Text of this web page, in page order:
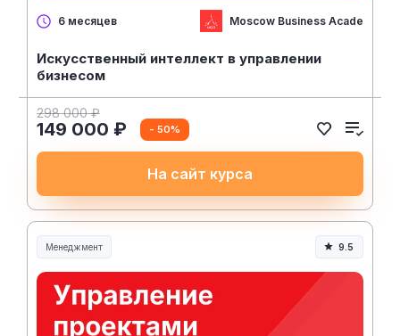
6 месяцев Moscow Business Academy
Искусственный интеллект в управлении
бизнесом
298 000 ₽
149 000 ₽ - 50%
На сайт курса
Менеджмент
Менеджмент и управление
9.5